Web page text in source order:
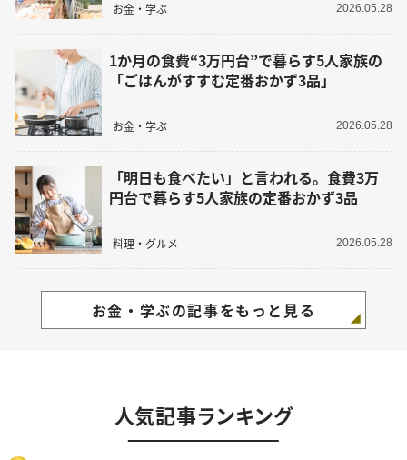
お金・学ぶ 2026.05.28
1か月の食費“3万円台”で暮らす5人家族の
「ごはんがすすむ定番おかず3品」
お金・学ぶ 2026.05.28
「明日も食べたい」と言われる。食費3万
円台で暮らす5人家族の定番おかず3品
料理・グルメ 2026.05.28
お金・学ぶの記事をもっと見る
人気記事ランキング